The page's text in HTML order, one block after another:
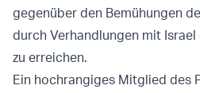
gegenüber den Bemühungen
durch Verhandlungen mit
zu erreichen.
Ein hochrangiges Mitglied des